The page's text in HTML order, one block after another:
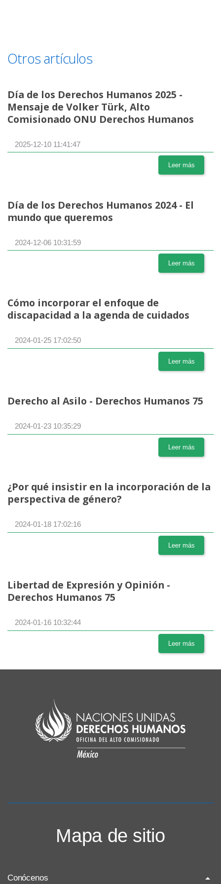
Otros artículos
Día de los Derechos Humanos 2025 -
Mensaje de Volker Türk, Alto
Comisionado ONU Derechos Humanos
2025-12-10 11:41:47
Leer más
Día de los Derechos Humanos 2024 - El
mundo que queremos
2024-12-06 10:31:59
Leer más
Cómo incorporar el enfoque de
discapacidad a la agenda de cuidados
2024-01-25 17:02:50
Leer más
Derecho al Asilo - Derechos Humanos 75
2024-01-23 10:35:29
Leer más
¿Por qué insistir en la incorporación de la
perspectiva de género?
2024-01-18 17:02:16
Leer más
Libertad de Expresión y Opinión -
Derechos Humanos 75
2024-01-16 10:32:44
Leer más
Mapa de sitio
Conócenos